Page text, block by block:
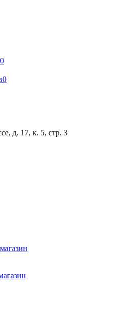
0
0
д. 17, к. 5, стр. 3